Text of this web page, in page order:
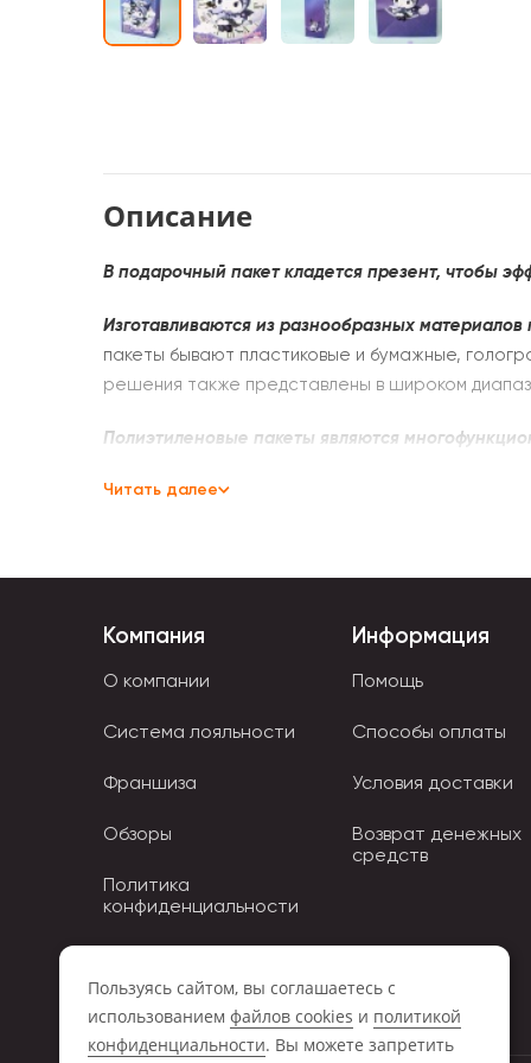
Описание
В подарочный пакет кладется презент, чтобы
Изготавливаются из разнообразных
пакеты бывают пластиковые и бумажные,
решения также представлены в широком
Полиэтиленовые пакеты являются
до 25-30 кг, удобны в переносе вещей.
Бумажные подарочные пакеты делают из
изготавливают из шнурков или декоративных
и оригинальностью исполнения.
Читать далее
Компания
О компании
Система лояльности
Франшиза
Обзоры
Политика
конфиденциальности
Информация
Помощь
Способы оплаты
Условия доставки
Возврат денежных
средств
Пользуясь сайтом, вы соглашаетесь с
использованием файлов cookies и политикой
конфиденциальности. Вы можете запретить